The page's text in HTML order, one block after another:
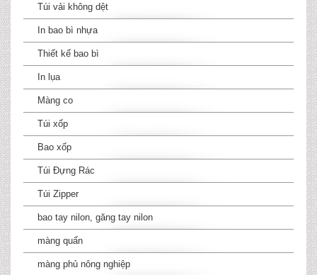
Túi vải không dệt
In bao bì nhựa
Thiết kế bao bì
In lụa
Màng co
Túi xốp
Bao xốp
Túi Đựng Rác
Túi Zipper
bao tay nilon, găng tay nilon
màng quấn
màng phủ nông nghiệp